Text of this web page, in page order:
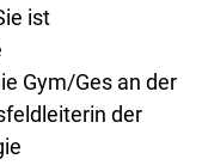
ist
Gym/Ges an der
der